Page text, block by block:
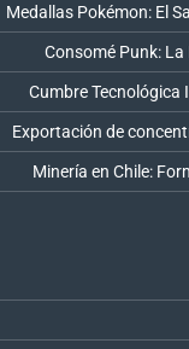
Medallas Pokémon: El
Consomé Punk:
Cumbre Tecnológica
Exportación de
Minería en Chile: